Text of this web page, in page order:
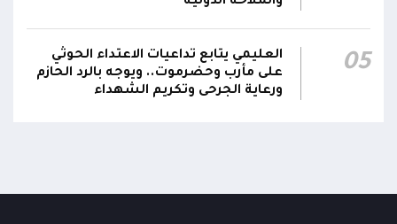
05
العليمي يتابع تداعيات الاعتداء الحوثي
على مأرب وحضرموت.. ويوجه بالرد الحازم
ورعاية الجرحى وتكريم الشهداء